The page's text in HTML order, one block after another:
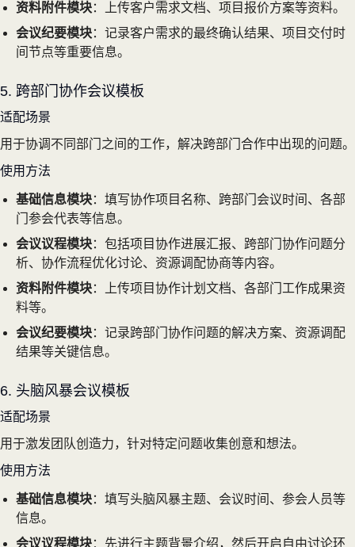
资料附件模块：上传客户需求文档、项目报价方案等资料。
会议纪要模块：记录客户需求的最终确认结果、项目交付时
间节点等重要信息。
5. 跨部门协作会议模板
适配场景
用于协调不同部门之间的工作，解决跨部门合作中出现的问题。
使用方法
基础信息模块：填写协作项目名称、跨部门会议时间、各部
门参会代表等信息。
会议议程模块：包括项目协作进展汇报、跨部门协作问题分
析、协作流程优化讨论、资源调配协商等内容。
资料附件模块：上传项目协作计划文档、各部门工作成果资
料等。
会议纪要模块：记录跨部门协作问题的解决方案、资源调配
结果等关键信息。
6. 头脑风暴会议模板
适配场景
用于激发团队创造力，针对特定问题收集创意和想法。
使用方法
基础信息模块：填写头脑风暴主题、会议时间、参会人员等
信息。
会议议程模块：先进行主题背景介绍，然后开启自由讨论环